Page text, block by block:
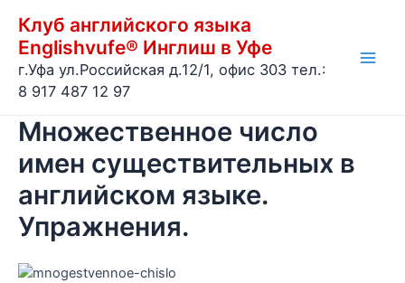
содержимому
Клуб английского языка
Englishvufe® Инглиш в Уфе
г.Уфа ул.Российская д.12/1, офис 303 тел.:
8 917 487 12 97
Множественное число
имен существительных в
английском языке.
Упражнения.